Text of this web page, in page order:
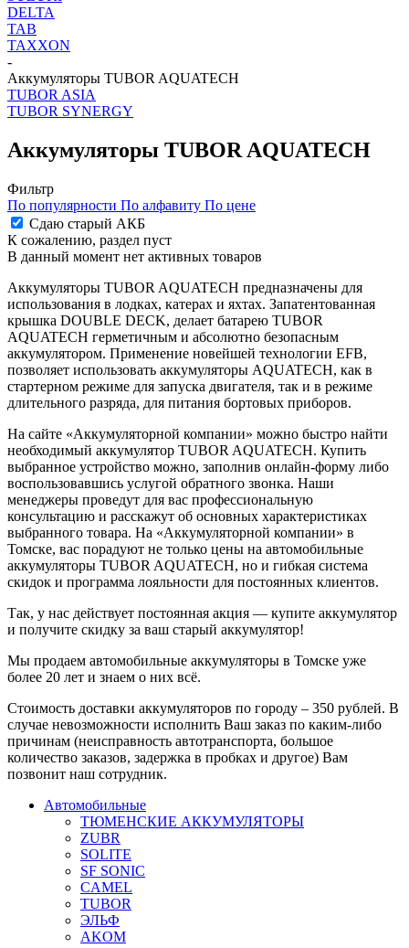
DELTA
TAB
TAXXON
-
Аккумуляторы TUBOR AQUATECH
TUBOR ASIA
TUBOR SYNERGY
Аккумуляторы TUBOR AQUATECH
Фильтр
По популярности По алфавиту По цене
Сдаю старый АКБ
К сожалению, раздел пуст
В данный момент нет активных товаров
Аккумуляторы TUBOR AQUATECH предназначены для
использования в лодках, катерах и яхтах. Запатентованная
крышка DOUBLE DECK, делает батарею TUBOR
AQUATECH герметичным и абсолютно безопасным
аккумулятором. Применение новейшей технологии EFB,
позволяет использовать аккумуляторы AQUATECH, как в
стартерном режиме для запуска двигателя, так и в режиме
длительного разряда, для питания бортовых приборов.
На сайте «Аккумуляторной компании» можно быстро найти
необходимый аккумулятор TUBOR AQUATECH. Купить
выбранное устройство можно, заполнив онлайн-форму либо
воспользовавшись услугой обратного звонка. Наши
менеджеры проведут для вас профессиональную
консультацию и расскажут об основных характеристиках
выбранного товара. На «Аккумуляторной компании» в
Томске, вас порадуют не только цены на автомобильные
аккумуляторы TUBOR AQUATECH, но и гибкая система
скидок и программа лояльности для постоянных клиентов.
Так, у нас действует постоянная акция — купите аккумулятор
и получите скидку за ваш старый аккумулятор!
Мы продаем автомобильные аккумуляторы в Томске уже
более 20 лет и знаем о них всё.
Стоимость доставки аккумуляторов по городу – 350 рублей. В
случае невозможности исполнить Ваш заказ по каким-либо
причинам (неисправность автотранспорта, большое
количество заказов, задержка в пробках и другое) Вам
позвонит наш сотрудник.
Автомобильные
ТЮМЕНСКИЕ АККУМУЛЯТОРЫ
ZUBR
SOLITE
SF SONIC
CAMEL
TUBOR
ЭЛЬФ
AKOM